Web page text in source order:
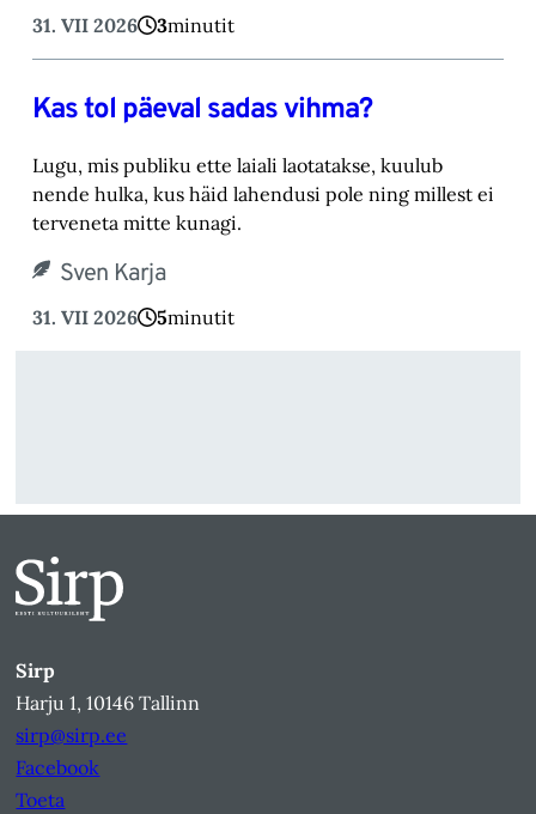
31. VII 2026 3minutit
Kas tol päeval sadas vihma?
Lugu, mis publiku ette laiali laotatakse, kuulub
nende hulka, kus häid lahendusi pole ning millest ei
terveneta mitte kunagi.
Sven Karja
31. VII 2026 5minutit
Sirp
Harju 1, 10146 Tallinn
sirp@sirp.ee
Facebook
Toeta